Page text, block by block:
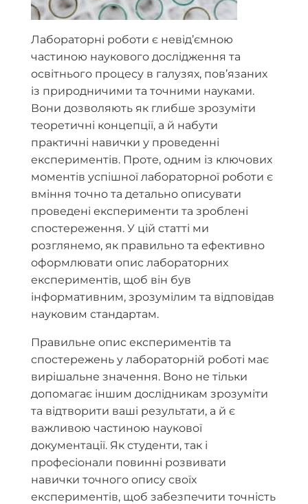
Лабораторні роботи є невід’ємною
частиною наукового дослідження та
освітнього процесу в галузях, пов’язаних
із природничими та точними науками.
Вони дозволяють як глибше зрозуміти
теоретичні концепції, а й набути
практичні навички у проведенні
експериментів. Проте, одним із ключових
моментів успішної лабораторної роботи є
вміння точно та детально описувати
проведені експерименти та зроблені
спостереження. У цій статті ми
розглянемо, як правильно та ефективно
оформлювати опис лабораторних
експериментів, щоб він був
інформативним, зрозумілим та відповідав
науковим стандартам.
Правильне опис експериментів та
спостережень у лабораторній роботі має
вирішальне значення. Воно не тільки
допомагає іншим дослідникам зрозуміти
та відтворити ваші результати, а й є
важливою частиною наукової
документації. Як студенти, так і
професіонали повинні розвивати
навички точного опису своїх
експериментів, щоб забезпечити точність